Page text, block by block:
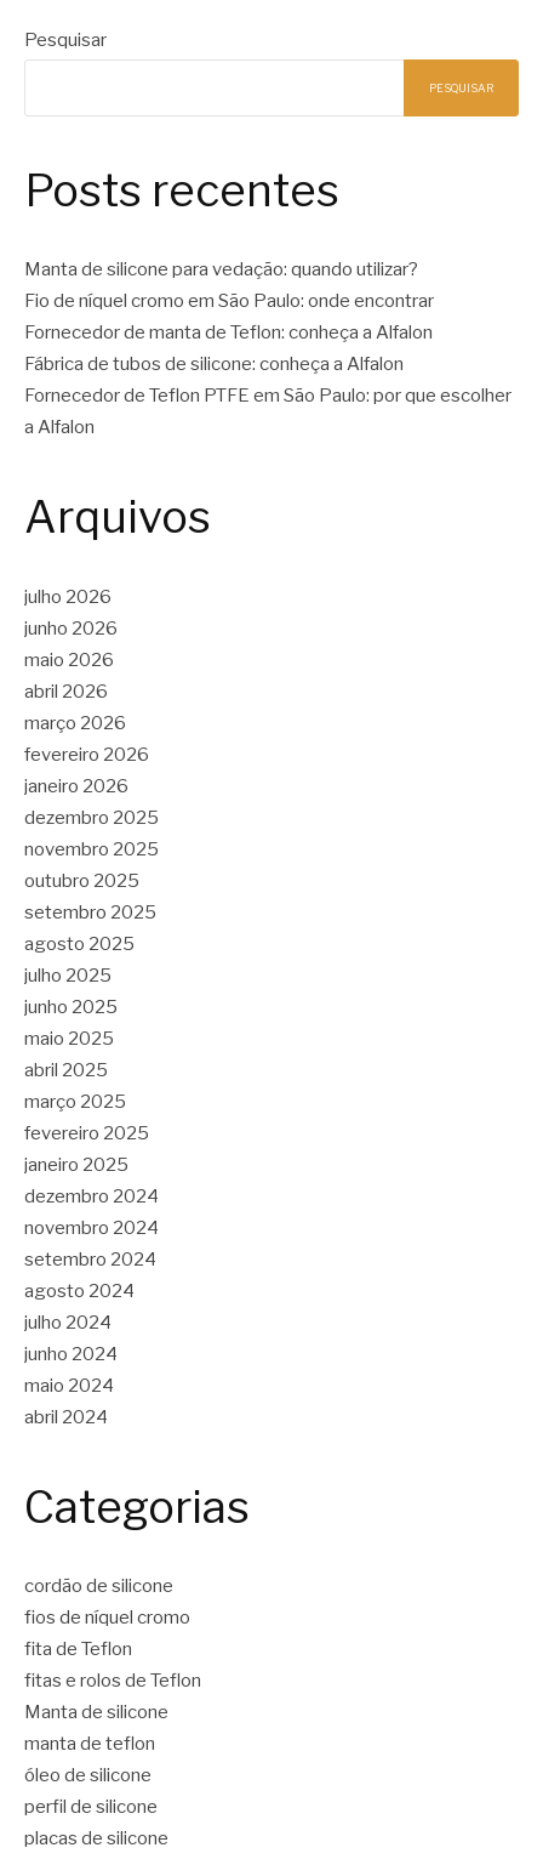
Pesquisar
PESQUISAR
Posts recentes
Manta de silicone para vedação: quando utilizar?
Fio de níquel cromo em São Paulo: onde encontrar
Fornecedor de manta de Teflon: conheça a Alfalon
Fábrica de tubos de silicone: conheça a Alfalon
Fornecedor de Teflon PTFE em São Paulo: por que escolher
a Alfalon
Arquivos
julho 2026
junho 2026
maio 2026
abril 2026
março 2026
fevereiro 2026
janeiro 2026
dezembro 2025
novembro 2025
outubro 2025
setembro 2025
agosto 2025
julho 2025
junho 2025
maio 2025
abril 2025
março 2025
fevereiro 2025
janeiro 2025
dezembro 2024
novembro 2024
setembro 2024
agosto 2024
julho 2024
junho 2024
maio 2024
abril 2024
Categorias
cordão de silicone
fios de níquel cromo
fita de Teflon
fitas e rolos de Teflon
Manta de silicone
manta de teflon
óleo de silicone
perfil de silicone
placas de silicone